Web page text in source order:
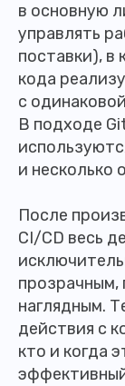
в основную
управлять
поставки), в
кода
с
В подходе
и несколько
После
CI/CD весь
прозрачным,
наглядным.
действия с
кто и когда